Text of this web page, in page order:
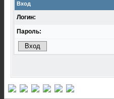
Вход
Логин:
Пароль: